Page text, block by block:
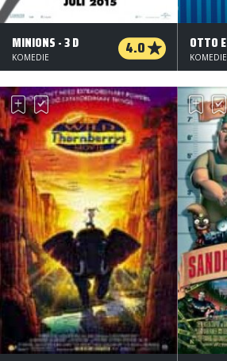
MINIONS - 3 D 4.0
KOMEDIE KOMEDIE